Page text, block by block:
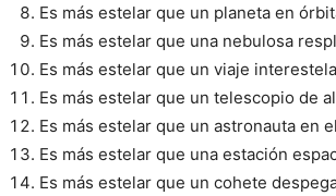
Es más estelar que un planeta en
Es más estelar que una nebulosa
Es más estelar que un viaje
Es más estelar que un telescopio de
Es más estelar que un astronauta en
Es más estelar que una estación
Es más estelar que un cohete